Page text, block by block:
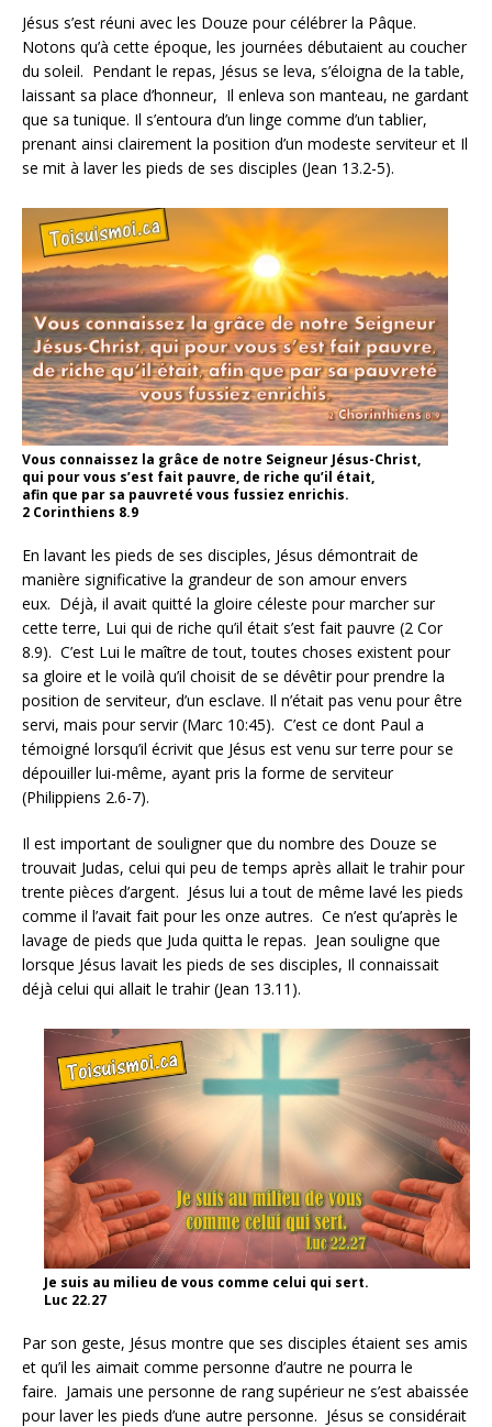
Jésus s’est réuni avec les Douze pour célébrer la Pâque.
Notons qu’à cette époque, les journées débutaient au coucher
du soleil. Pendant le repas, Jésus se leva, s’éloigna de la table,
laissant sa place d’honneur, Il enleva son manteau, ne gardant
que sa tunique. Il s’entoura d’un linge comme d’un tablier,
prenant ainsi clairement la position d’un modeste serviteur et Il
se mit à laver les pieds de ses disciples (Jean 13.2-5).
Vous connaissez la grâce de notre Seigneur Jésus-Christ,
qui pour vous s’est fait pauvre, de riche qu’il était,
afin que par sa pauvreté vous fussiez enrichis.
2 Corinthiens 8.9
En lavant les pieds de ses disciples, Jésus démontrait de
manière significative la grandeur de son amour envers
eux. Déjà, il avait quitté la gloire céleste pour marcher sur
cette terre, Lui qui de riche qu’il était s’est fait pauvre (2 Cor
8.9). C’est Lui le maître de tout, toutes choses existent pour
sa gloire et le voilà qu’il choisit de se dévêtir pour prendre la
position de serviteur, d’un esclave. Il n’était pas venu pour être
servi, mais pour servir (Marc 10:45). C’est ce dont Paul a
témoigné lorsqu’il écrivit que Jésus est venu sur terre pour se
dépouiller lui-même, ayant pris la forme de serviteur
(Philippiens 2.6-7).
Il est important de souligner que du nombre des Douze se
trouvait Judas, celui qui peu de temps après allait le trahir pour
trente pièces d’argent. Jésus lui a tout de même lavé les pieds
comme il l’avait fait pour les onze autres. Ce n’est qu’après le
lavage de pieds que Juda quitta le repas. Jean souligne que
lorsque Jésus lavait les pieds de ses disciples, Il connaissait
déjà celui qui allait le trahir (Jean 13.11).
Je suis au milieu de vous comme celui qui sert.
Luc 22.27
Par son geste, Jésus montre que ses disciples étaient ses amis
et qu’il les aimait comme personne d’autre ne pourra le
faire. Jamais une personne de rang supérieur ne s’est abaissée
pour laver les pieds d’une autre personne. Jésus se considérait